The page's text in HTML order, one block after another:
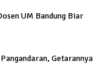
UM Bandung Biar
Getarannya